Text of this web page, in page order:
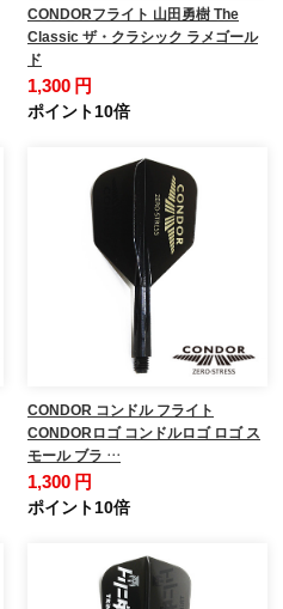
CONDORフライト 山田勇樹 The
Classic ザ・クラシック ラメゴール
ド
1,300 円
ポイント10倍
CONDOR コンドル フライト
CONDORロゴ コンドルロゴ ロゴ ス
モール ブラ …
1,300 円
ポイント10倍